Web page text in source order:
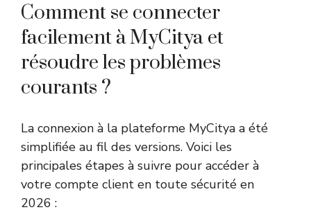
Comment se connecter
facilement à MyCitya et
résoudre les problèmes
courants ?
La connexion à la plateforme MyCitya a été
simplifiée au fil des versions. Voici les
principales étapes à suivre pour accéder à
votre compte client en toute sécurité en
2026 :